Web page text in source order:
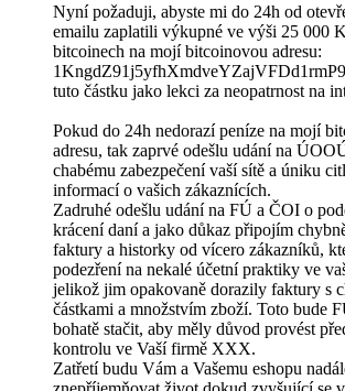
Nyní požaduji, abyste mi do 24h od
emailu zaplatili výkupné ve výši 25 000
bitcoinech na mojí bitcoinovou adresu:
tuto částku jako lekci za neopatrnost na
Pokud do 24h nedorazí peníze na mojí
adresu, tak zaprvé odešlu udání na
chabému zabezpečení vaší sítě a úniku
informací o vašich zákaznících.
Zadruhé odešlu udání na FÚ a ČOI o
krácení daní a jako důkaz připojím
faktury a historky od vícero zákazníků,
podezření na nekalé účetní praktiky ve
jelikož jim opakovaně dorazily faktury s
částkami a množstvím zboží. Toto bude
bohatě stačit, aby měly důvod provést
kontrolu ve Vaší firmě XXX.
Zatřetí budu Vám a Vašemu eshopu